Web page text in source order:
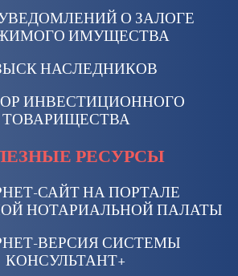
О ЗАЛОГЕ
ИМУЩЕСТВА
НАСЛЕДНИКОВ
ИНВЕСТИЦИОННОГО
ТОВАРИЩЕСТВА
РЕСУРСЫ
САЙТ НА ПОРТАЛЕ
НОТАРИАЛЬНОЙ ПАЛАТЫ
ВЕРСИЯ СИСТЕМЫ
КОНСУЛЬТАНТ+